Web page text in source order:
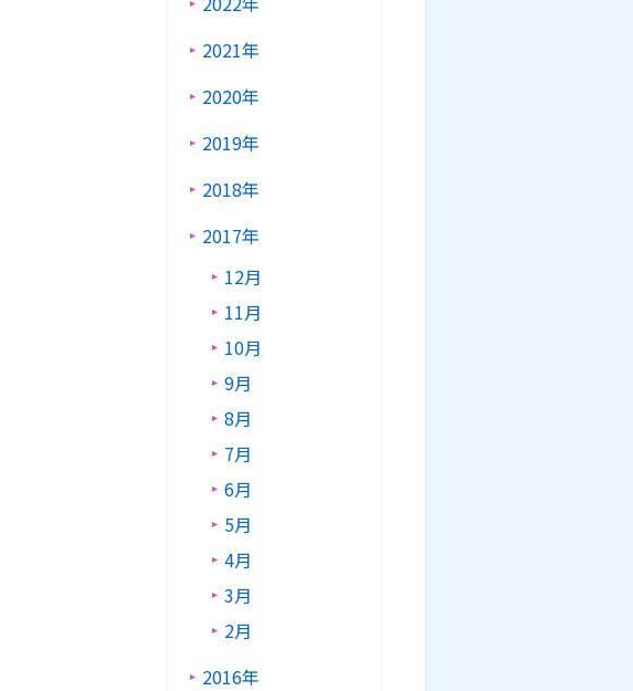
2021年
2020年
2019年
2018年
2017年
12月
11月
10月
9月
8月
7月
6月
5月
4月
3月
2月
2016年